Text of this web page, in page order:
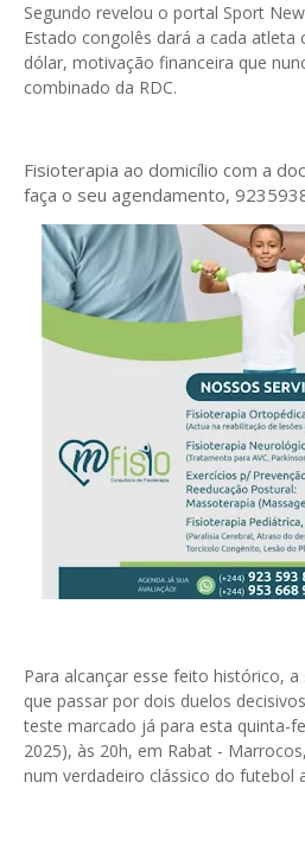
Segundo revelou o portal Sport
Estado congolês dará a cada atleta
dólar, motivação financeira que
combinado da RDC.
Fisioterapia ao domicílio com a
faça o seu agendamento,
Para alcançar esse feito histórico,
que passar por dois duelos
teste marcado já para esta quinta-
2025), às 20h, em Rabat -
num verdadeiro clássico do futebol